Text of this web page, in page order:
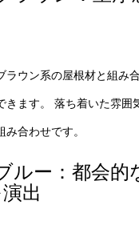
ウン系の屋根材と組み
きます。 落ち着いた雰囲
合わせです。
ルー：都会的
出